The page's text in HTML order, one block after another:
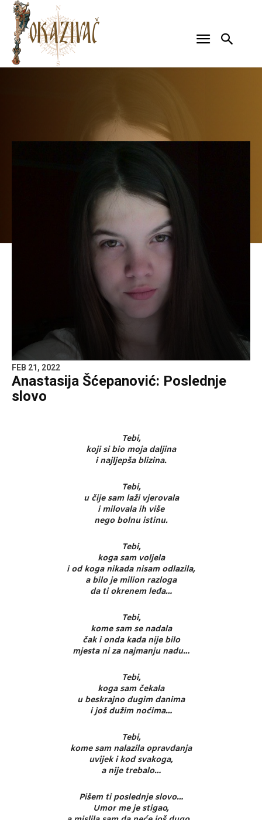
FEB 21, 2022
Anastasija Šćepanović: Poslednje
slovo
Tebi,
koji si bio moja daljina
i najljepša blizina.
Tebi,
u čije sam laži vjerovala
i milovala ih više
nego bolnu istinu.
Tebi,
koga sam voljela
i od koga nikada nisam odlazila,
a bilo je milion razloga
da ti okrenem leđa…
Tebi,
kome sam se nadala
čak i onda kada nije bilo
mjesta ni za najmanju nadu…
Tebi,
koga sam čekala
u beskrajno dugim danima
i još dužim noćima…
Tebi,
kome sam nalazila opravdanja
uvijek i kod svakoga,
a nije trebalo…
Pišem ti poslednje slovo…
Umor me je stigao,